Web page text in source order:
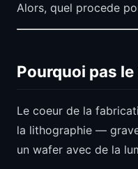
Alors, quel procede
Pourquoi pas
Le coeur de la
la lithographie —
un wafer avec de la